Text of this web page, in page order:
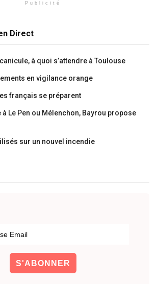
Publicité
Direct
à quoi s’attendre à Toulouse
en vigilance orange
français se préparent
Le Pen ou Mélenchon, Bayrou propose
sur un nouvel incendie